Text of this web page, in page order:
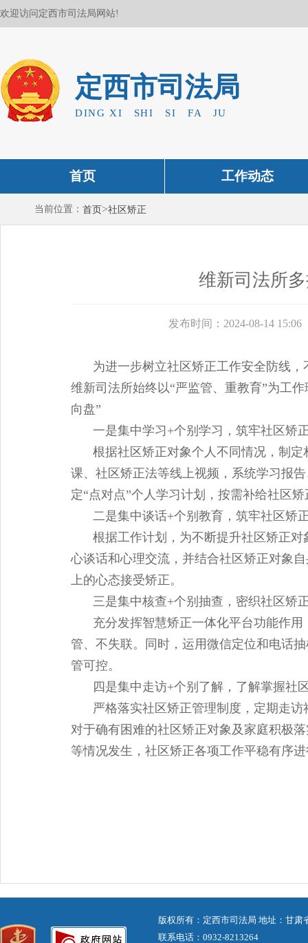
欢迎访问定西市司法局网站!
定西市司法局
DING XI SHI SI FA JU
首页 工作动态
当前位置： 首页>社区矫正
维新司法所
发布时间：2024-08-14 15:06
为进一步树立社区矫正工作安全防线
维新司法所始终以“严监管、重教育”为工
向盘”
一是集中学习+个别学习，筑牢社区矫
根据社区矫正对象个人不同情况，制
课、社区矫正法等线上视频，系统学习报
定“点对点”个人学习计划，按需补给社区
二是集中谈话+个别教育，筑牢社区矫
根据工作计划，为不断提升社区矫正
心谈话和心理交流，并结合社区矫正对象
上的心态接受矫正。
三是集中核查+个别抽查，密织社区矫
充分发挥智慧矫正一体化平台功能作
管、不失联。同时，运用微信定位和电话
管可控。
四是集中走访+个别了解，了解掌握社
严格落实社区矫正管理制度，定期走
对于确有困难的社区矫正对象及家庭积极
等情况发生，社区矫正各项工作平稳有序
版权所有：定西市司法局 地址：甘肃
联系电话：0932-8213264